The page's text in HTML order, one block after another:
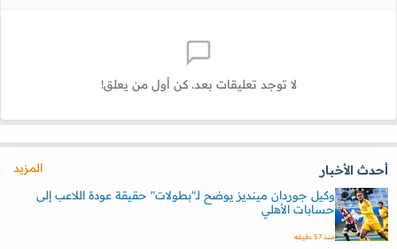
لا توجد تعليقات بعد. كن أول من يعلق!
أحدث الأخبار
المزيد
وكيل جوردان مينديز يوضح لـ"بطولات" حقيقة عودة اللاعب إلى
حسابات الأهلي
منذ 57 دقيقه